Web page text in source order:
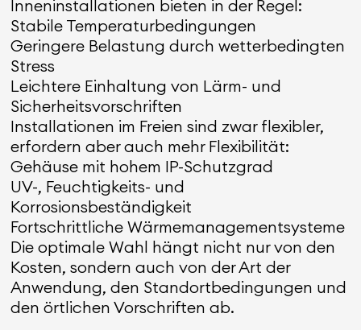
Inneninstallationen bieten in der Regel:
Stabile Temperaturbedingungen
Geringere Belastung durch wetterbedingten
Stress
Leichtere Einhaltung von Lärm- und
Sicherheitsvorschriften
Installationen im Freien sind zwar flexibler,
erfordern aber auch mehr Flexibilität:
Gehäuse mit hohem IP-Schutzgrad
UV-, Feuchtigkeits- und
Korrosionsbeständigkeit
Fortschrittliche Wärmemanagementsysteme
Die optimale Wahl hängt nicht nur von den
Kosten, sondern auch von der Art der
Anwendung, den Standortbedingungen und
den örtlichen Vorschriften ab.